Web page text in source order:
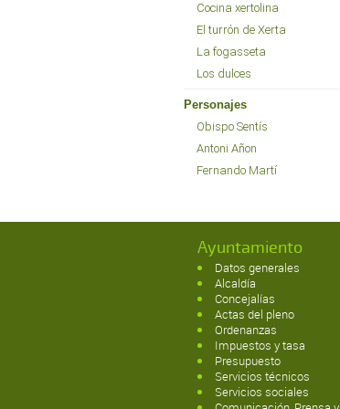
Cocina xertolina
El turrón de Xerta
La fogasseta
Los dulces
Personajes
Obispo Sentís
Antoni Añon
Fernando Martí
Ayuntamiento
Datos generales
Alcaldía
Concejalías
Actas del pleno
Ordenanzas
Impuestos y tasa
Presupuesto
Servicios técnicos
Servicios sociales